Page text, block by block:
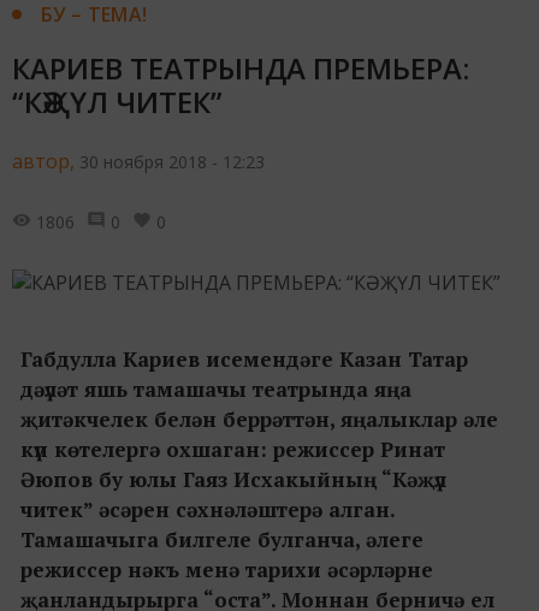
БУ – ТЕМА!
КАРИЕВ ТЕАТРЫНДА ПРЕМЬЕРА:
“КӘҖҮЛ ЧИТЕК”
автор, 30 ноября 2018 - 12:23
1806 0 0
Габдулла Кариев исемендәге Казан Татар
дәүләт яшь тамашачы театрында яңа
җитәкчелек белән беррәттән, яңалыклар әле
күп көтелергә охшаган: режиссер Ринат
Әюпов бу юлы Гаяз Исхакыйның “Кәҗүл
читек” әсәрен сәхнәләштерә алган.
Тамашачыга билгеле булганча, әлеге
режиссер нәкъ менә тарихи әсәрләрне
җанландырырга “оста”. Моннан берничә ел